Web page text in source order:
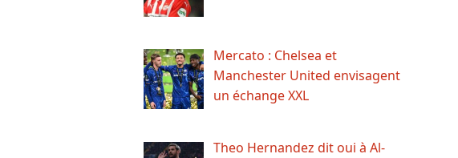
Mercato : Chelsea et
Manchester United envisagent
un échange XXL
Theo Hernandez dit oui à Al-